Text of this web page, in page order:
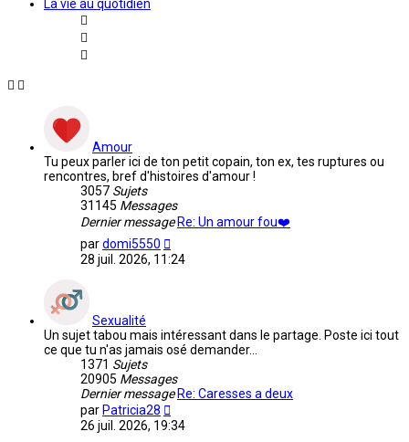
La vie au quotidien
Amour
Tu peux parler ici de ton petit copain, ton ex, tes ruptures ou
rencontres, bref d'histoires d'amour !
3057 Sujets
31145 Messages
Dernier message Re: Un amour fou❤️
pardomi5550
le
28 juil. 2026, 11:24
Sexualité
Un sujet tabou mais intéressant dans le partage. Poste ici tout
ce que tu n'as jamais osé demander...
1371 Sujets
20905 Messages
Dernier message Re: Caresses a deux
par Patricia28
le
26 juil. 2026, 19:34